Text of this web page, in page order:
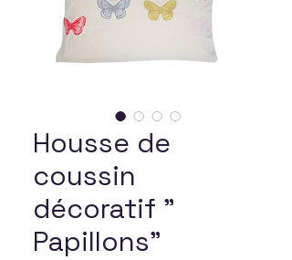
Housse de
coussin
décoratif "
Papillons"